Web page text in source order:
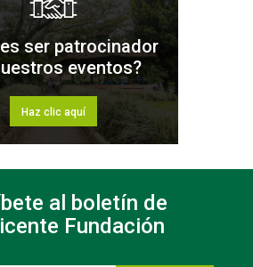
ser patrocinador
eventos?
Haz clic aquí
al boletín de
Fundación